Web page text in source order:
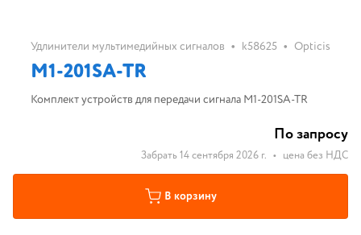
Удлинители мультимедийных сигналов • k58625 • Opticis
M1-201SA-TR
Комплект устройств для передачи сигнала M1-201SA-TR
По запросу
Забрать 14 сентября 2026 г. • цена без НДС
В корзину